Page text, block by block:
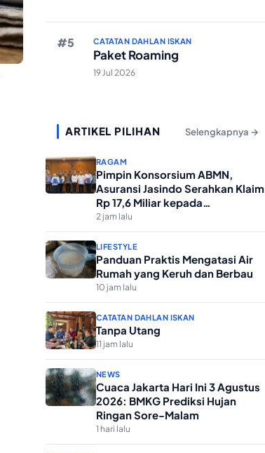
CATATAN DAHLAN ISKAN
Paket Roaming
19 Jul 2026
ARTIKEL PILIHAN Selengkapnya →
RAGAM
Pimpin Konsorsium ABMN,
Asuransi Jasindo Serahkan Klaim
Rp 17,6 Miliar kepada
Kementerian Agama
2 jam lalu
LIFESTYLE
Panduan Praktis Mengatasi Air
Rumah yang Keruh dan Berbau
10 jam lalu
CATATAN DAHLAN ISKAN
Tanpa Utang
11 jam lalu
NEWS
Cuaca Jakarta Hari Ini 3 Agustus
2026: BMKG Prediksi Hujan
Ringan Sore-Malam
1 hari lalu